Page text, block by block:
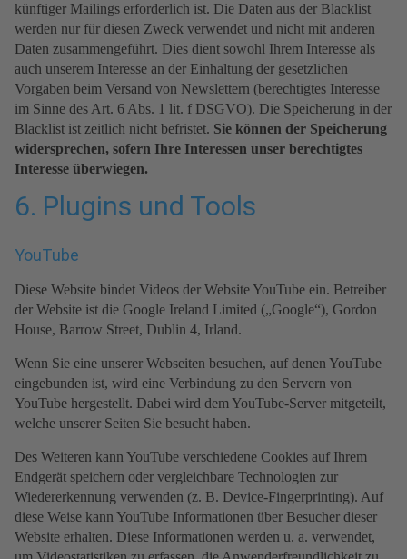
künftiger Mailings erforderlich ist. Die Daten aus der Blacklist
werden nur für diesen Zweck verwendet und nicht mit anderen
Daten zusammengeführt. Dies dient sowohl Ihrem Interesse als
auch unserem Interesse an der Einhaltung der gesetzlichen
Vorgaben beim Versand von Newslettern (berechtigtes Interesse
im Sinne des Art. 6 Abs. 1 lit. f DSGVO). Die Speicherung in der
Blacklist ist zeitlich nicht befristet. Sie können der Speicherung
widersprechen, sofern Ihre Interessen unser berechtigtes
Interesse überwiegen.
6. Plugins und Tools
YouTube
Diese Website bindet Videos der Website YouTube ein. Betreiber
der Website ist die Google Ireland Limited („Google“), Gordon
House, Barrow Street, Dublin 4, Irland.
Wenn Sie eine unserer Webseiten besuchen, auf denen YouTube
eingebunden ist, wird eine Verbindung zu den Servern von
YouTube hergestellt. Dabei wird dem YouTube-Server mitgeteilt,
welche unserer Seiten Sie besucht haben.
Des Weiteren kann YouTube verschiedene Cookies auf Ihrem
Endgerät speichern oder vergleichbare Technologien zur
Wiedererkennung verwenden (z. B. Device-Fingerprinting). Auf
diese Weise kann YouTube Informationen über Besucher dieser
Website erhalten. Diese Informationen werden u. a. verwendet,